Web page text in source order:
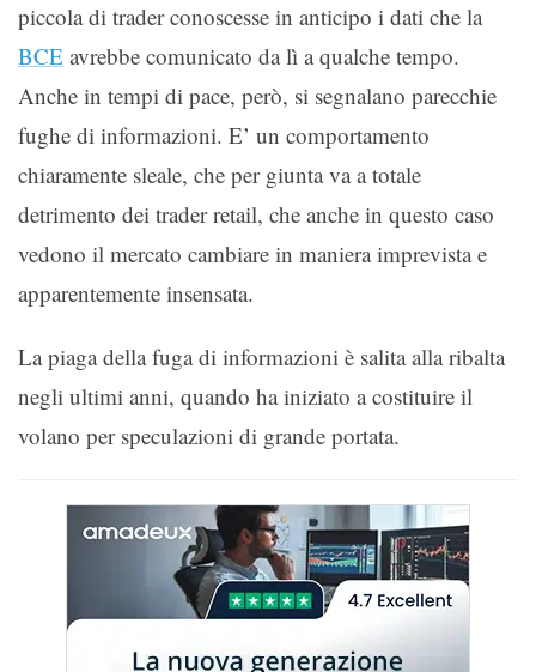
piccola di trader conoscesse in anticipo i dati che la
BCE avrebbe comunicato da lì a qualche tempo.
Anche in tempi di pace, però, si segnalano parecchie
fughe di informazioni. E’ un comportamento
chiaramente sleale, che per giunta va a totale
detrimento dei trader retail, che anche in questo caso
vedono il mercato cambiare in maniera imprevista e
apparentemente insensata.
La piaga della fuga di informazioni è salita alla ribalta
negli ultimi anni, quando ha iniziato a costituire il
volano per speculazioni di grande portata.